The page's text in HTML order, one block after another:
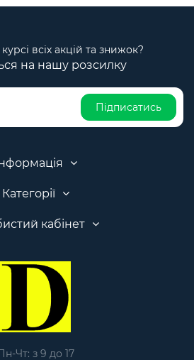
всіх акцій та знижок?
на нашу розсилку
Підписатись
Категорії
кабінет
Чт: з 9 до 17